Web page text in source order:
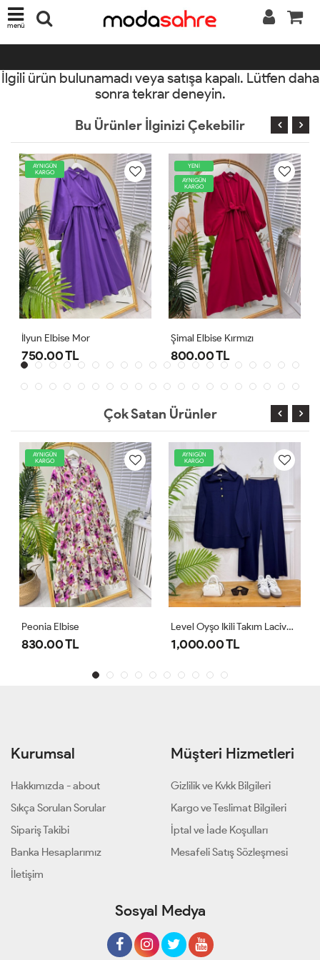
menü
İlgili ürün bulunamadı veya satışa kapalı. Lütfen daha
sonra tekrar deneyin.
Bu Ürünler İlginizi Çekebilir
YENİ
AYNIGÜN
KARGO
Şimal Elbise Kırmızı
800.00 TL
AYNIGÜN
KARGO
1,000.00 TL
Çok Satan Ürünler
AYNIGÜN
KARGO
Level Oyşo Ikili Takım Lacivert
1,000.00 TL
AYNIGÜN
KARGO
Zeren Elbise Pudra
800.00 TL
Kurumsal
Hakkımızda - about
Sıkça Sorulan Sorular
Sipariş Takibi
Banka Hesaplarımız
İletişim
Müşteri Hizmetleri
Gizlilik ve Kvkk Bilgileri
Kargo ve Teslimat Bilgileri
İptal ve İade Koşulları
Mesafeli Satış Sözleşmesi
Sosyal Medya